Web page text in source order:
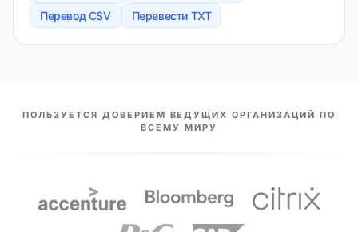
Перевод CSV
Перевести TXT
НАШИ ПАРТНЕРЫ
ПОЛЬЗУЕТСЯ ДОВЕРИЕМ ВЕДУЩИХ ОРГАНИЗАЦИЙ ПО
ВСЕМУ МИРУ